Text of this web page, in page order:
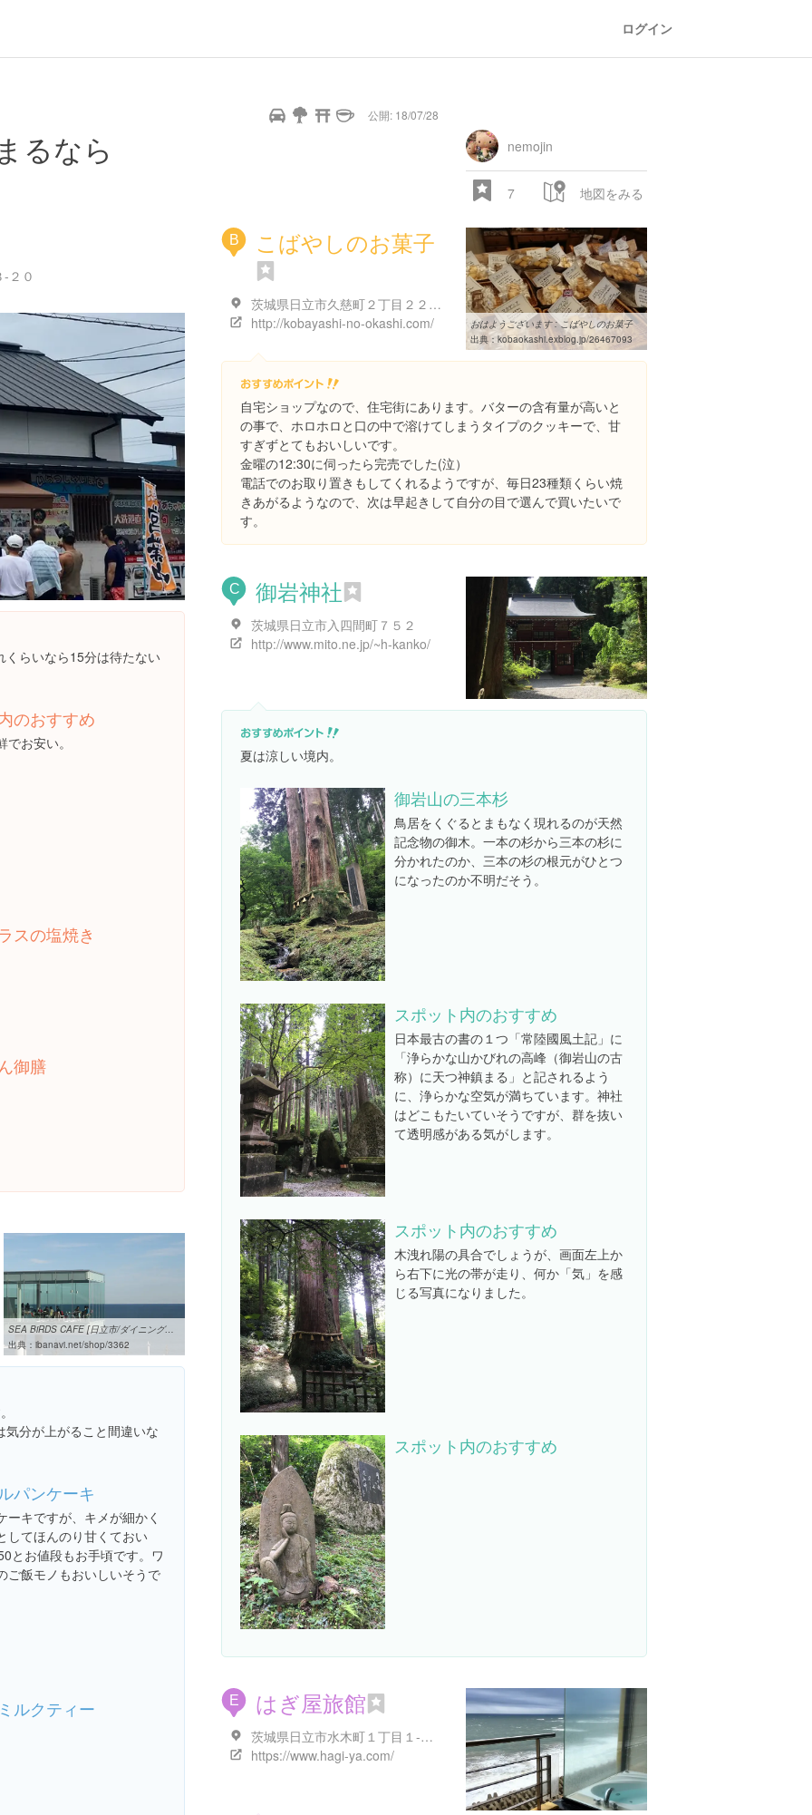
ログイン
公開: 18/07/28
るなら nemojin
7 地図をみる
２０
くらいなら15分は待たない
のおすすめ
お安い。
スの塩焼き
御膳
B こばやしのお菓子
茨城県日立市久慈町２丁目２２-８
http://kobayashi-no-okashi.com/
おはようございます : こばやしのお菓子
出典： kobaokashi.exblog.jp/26467093
自宅ショップなので、住宅街にあります。バターの含有量が高いと
の事で、ホロホロと口の中で溶けてしまうタイプのクッキーで、甘
すぎずとてもおいしいです。
金曜の12:30に伺ったら完売でした(泣）
電話でのお取り置きもしてくれるようですが、毎日23種類くらい焼
きあがるようなので、次は早起きして自分の目で選んで買いたいで
す。
C 御岩神社
茨城県日立市入四間町７５２
http://www.mito.ne.jp/~h-kanko/
夏は涼しい境内。
御岩山の三本杉
鳥居をくぐるとまもなく現れるのが天然
記念物の御木。一本の杉から三本の杉に
分かれたのか、三本の杉の根元がひとつ
になったのか不明だそう。
スポット内のおすすめ
日本最古の書の１つ「常陸國風土記」に
「浄らかな山かびれの高峰（御岩山の古
称）に天つ神鎮まる」と記されるよう
に、浄らかな空気が満ちています。神社
はどこもたいていそうですが、群を抜い
て透明感がある気がします。
スポット内のおすすめ
木洩れ陽の具合でしょうが、画面左上か
ら右下に光の帯が走り、何か「気」を感
じる写真になりました。
スポット内のおすすめ
SEA BiRDS CAFE [日立市/ダイニングバー]【いばナビ】
出典： ibanavi.net/shop/3362
分が上がること間違いな
パンケーキ
ーキですが、キメが細かく
してほんのり甘くておい
とお値段もお手頃です。ワ
ご飯モノもおいしいそうで
ルクティー E はぎ屋旅館
茨城県日立市水木町１丁目１-１５
https://www.hagi-ya.com/